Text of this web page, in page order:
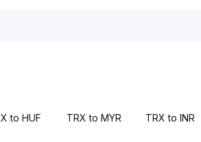
to HUF TRX to MYR TRX to INR